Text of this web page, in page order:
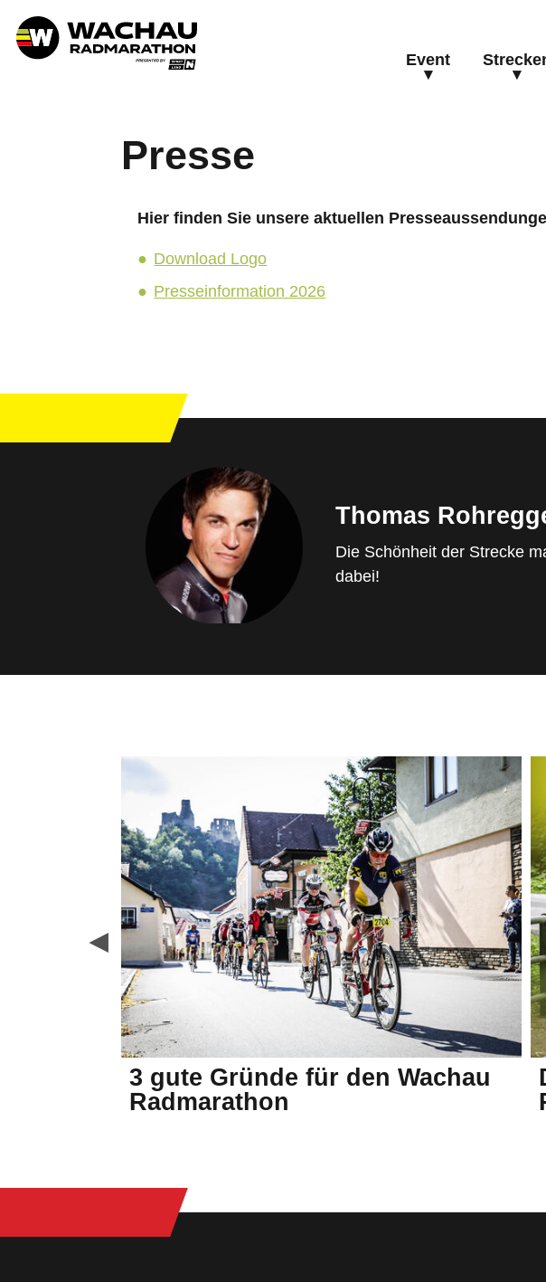
Event
Presse
Hier finden Sie unsere aktuellen
Download Logo
Presseinformation 2026
Thomas
Die Schönheit der Strecke
dabei!
3 gute Gründe für den Wachau
Radmarathon